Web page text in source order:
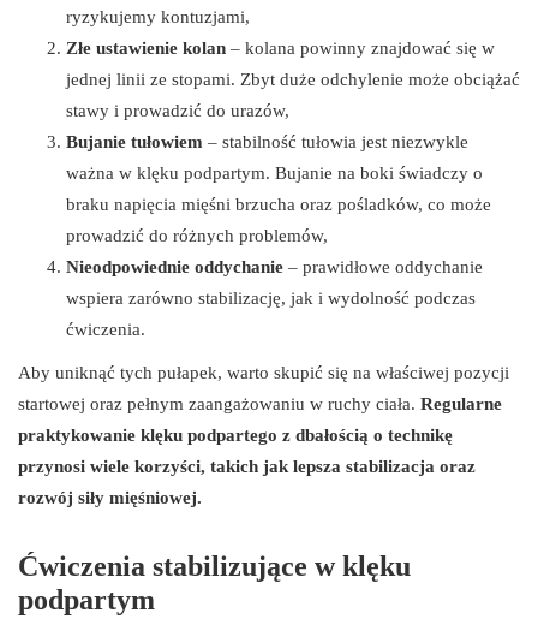
ryzykujemy kontuzjami,
Złe ustawienie kolan – kolana powinny znajdować się w
jednej linii ze stopami. Zbyt duże odchylenie może obciążać
stawy i prowadzić do urazów,
Bujanie tułowiem – stabilność tułowia jest niezwykle
ważna w klęku podpartym. Bujanie na boki świadczy o
braku napięcia mięśni brzucha oraz pośladków, co może
prowadzić do różnych problemów,
Nieodpowiednie oddychanie – prawidłowe oddychanie
wspiera zarówno stabilizację, jak i wydolność podczas
ćwiczenia.
Aby uniknąć tych pułapek, warto skupić się na właściwej pozycji
startowej oraz pełnym zaangażowaniu w ruchy ciała. Regularne
praktykowanie klęku podpartego z dbałością o technikę
przynosi wiele korzyści, takich jak lepsza stabilizacja oraz
rozwój siły mięśniowej.
Ćwiczenia stabilizujące w klęku
podpartym